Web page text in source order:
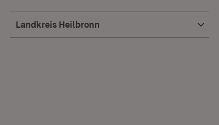
Landkreis Heilbronn